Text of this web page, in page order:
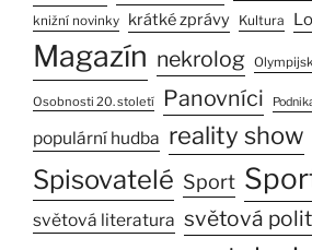
knižní novinky krátké zprávy Kultura
Magazín nekrolog
Osobnosti 20. století Panovníci
populární hudba reality show
Spisovatelé Sport
světová literatura světová